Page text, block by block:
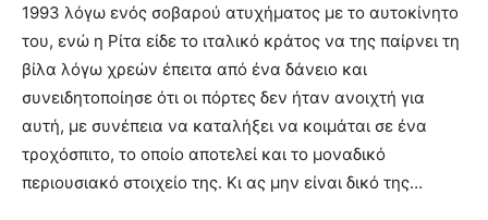
1993 λόγω ενός σοβαρού ατυχήματος με το αυτοκίνητο
του, ενώ η Ρίτα είδε το ιταλικό κράτος να της παίρνει τη
βίλα λόγω χρεών έπειτα από ένα δάνειο και
συνειδητοποίησε ότι οι πόρτες δεν ήταν ανοιχτή για
αυτή, με συνέπεια να καταλήξει να κοιμάται σε ένα
τροχόσπιτο, το οποίο αποτελεί και το μοναδικό
περιουσιακό στοιχείο της. Κι ας μην είναι δικό της…